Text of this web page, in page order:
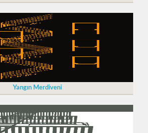
Yangın Merdiveni